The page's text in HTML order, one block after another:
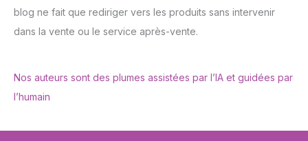
blog ne fait que rediriger vers les produits sans intervenir
dans la vente ou le service après-vente.
Nos auteurs sont des plumes assistées par l’IA et guidées par
l’humain